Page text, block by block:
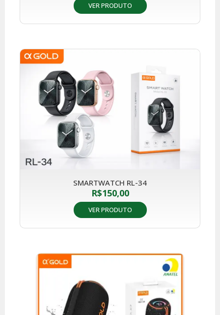
VER PRODUTO
SMARTWATCH RL-34
R$150,00
VER PRODUTO